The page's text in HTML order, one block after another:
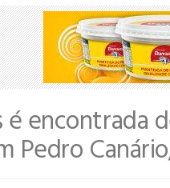
é encontrada
Pedro